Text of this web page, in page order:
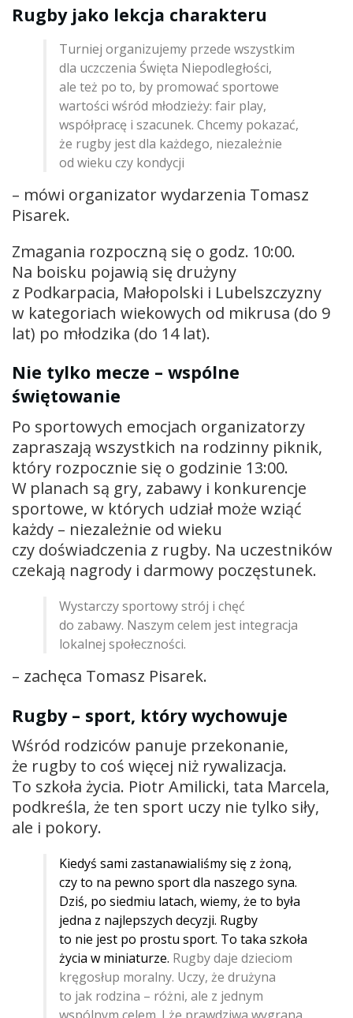
Rugby jako lekcja charakteru
Turniej organizujemy przede wszystkim
dla uczczenia Święta Niepodległości,
ale też po to, by promować sportowe
wartości wśród młodzieży: fair play,
współpracę i szacunek. Chcemy pokazać,
że rugby jest dla każdego, niezależnie
od wieku czy kondycji
– mówi organizator wydarzenia Tomasz
Pisarek.
Zmagania rozpoczną się o godz. 10:00.
Na boisku pojawią się drużyny
z Podkarpacia, Małopolski i Lubelszczyzny
w kategoriach wiekowych od mikrusa (do 9
lat) po młodzika (do 14 lat).
Nie tylko mecze – wspólne
świętowanie
Po sportowych emocjach organizatorzy
zapraszają wszystkich na rodzinny piknik,
który rozpocznie się o godzinie 13:00.
W planach są gry, zabawy i konkurencje
sportowe, w których udział może wziąć
każdy – niezależnie od wieku
czy doświadczenia z rugby. Na uczestników
czekają nagrody i darmowy poczęstunek.
Wystarczy sportowy strój i chęć
do zabawy. Naszym celem jest integracja
lokalnej społeczności.
– zachęca Tomasz Pisarek.
Rugby – sport, który wychowuje
Wśród rodziców panuje przekonanie,
że rugby to coś więcej niż rywalizacja.
To szkoła życia. Piotr Amilicki, tata Marcela,
podkreśla, że ten sport uczy nie tylko siły,
ale i pokory.
Kiedyś sami zastanawialiśmy się z żoną,
czy to na pewno sport dla naszego syna.
Dziś, po siedmiu latach, wiemy, że to była
jedna z najlepszych decyzji. Rugby
to nie jest po prostu sport. To taka szkoła
życia w miniaturze. Rugby daje dzieciom
kręgosłup moralny. Uczy, że drużyna
to jak rodzina – różni, ale z jednym